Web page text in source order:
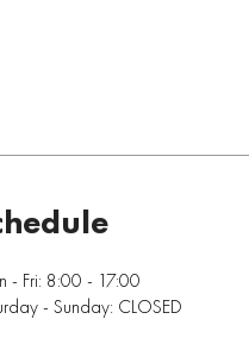
- Fri: 8:00 - 17:00
- Sunday: CLOSED